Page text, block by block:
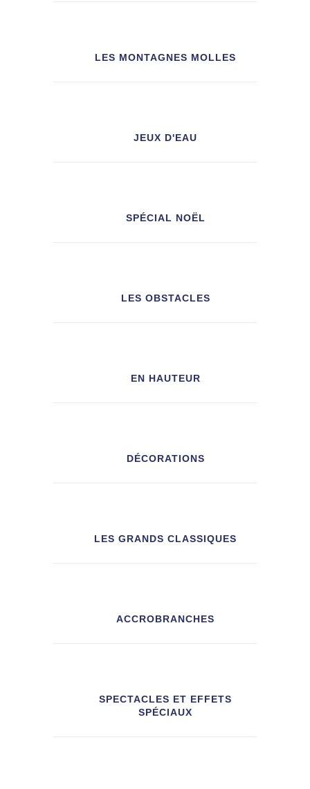
LES MONTAGNES MOLLES
JEUX D'EAU
SPÉCIAL NOËL
LES OBSTACLES
EN HAUTEUR
DÉCORATIONS
LES GRANDS CLASSIQUES
ACCROBRANCHES
SPECTACLES ET EFFETS
SPÉCIAUX